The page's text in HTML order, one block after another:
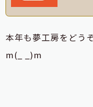
本年も夢工房をどう
m(_ _)m